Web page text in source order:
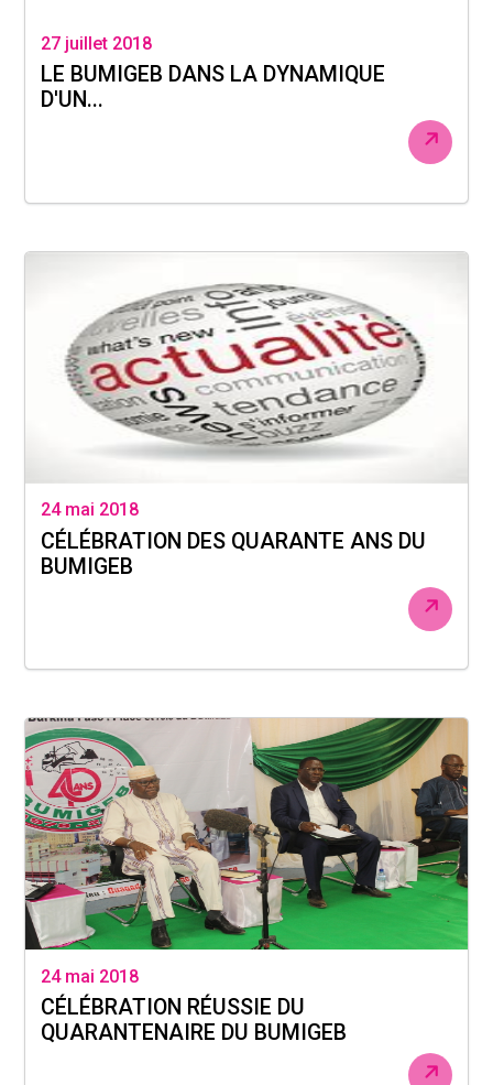
27 juillet 2018
LE BUMIGEB DANS LA DYNAMIQUE
D'UN...
24 mai 2018
CÉLÉBRATION DES QUARANTE ANS DU
BUMIGEB
24 mai 2018
CÉLÉBRATION RÉUSSIE DU
QUARANTENAIRE DU BUMIGEB